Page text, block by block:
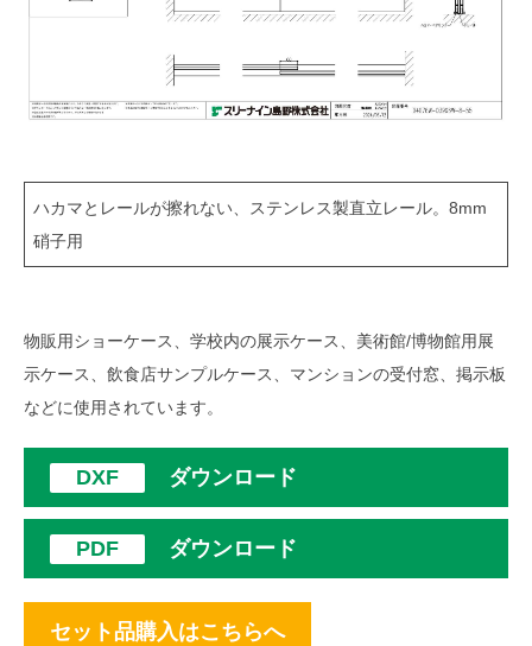
ハカマとレールが擦れない、ステンレス製直立レール。8mm
硝子用
物販用ショーケース、学校内の展示ケース、美術館/博物館用展
示ケース、飲食店サンプルケース、マンションの受付窓、掲示板
などに使用されています。
ダウンロード
ダウンロード
セット品購入はこちらへ